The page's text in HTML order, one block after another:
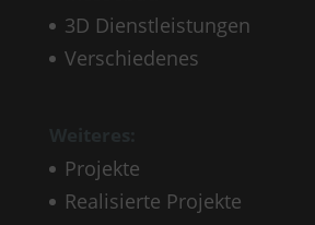
3D Dienstleistungen
Verschiedenes
Projekte
Realisierte Projekte